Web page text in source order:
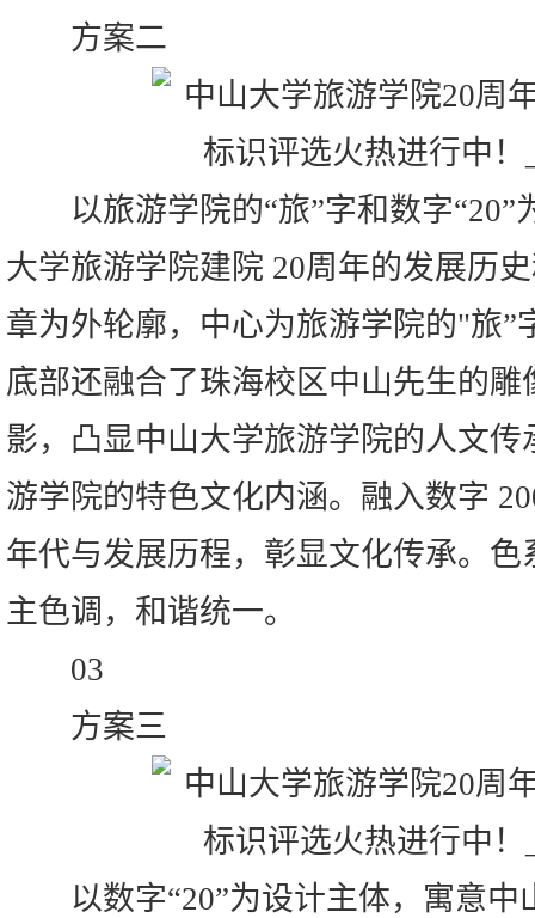
方案二
以旅游学院的“旅”字和数字“20”
大学旅游学院建院 20周年的发展历
章为外轮廓，中心为旅游学院的"旅”
底部还融合了珠海校区中山先生的
影，凸显中山大学旅游学院的人文
游学院的特色文化内涵。融入数字
年代与发展历程，彰显文化传承。
主色调，和谐统一。
03
方案三
以数字“20”为设计主体，寓意中